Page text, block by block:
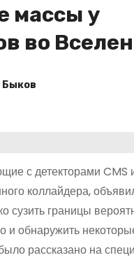
массы у
во
Быков
с детекторами CMS
коллайдера,
сузить границы
и обнаружить
рассказано на